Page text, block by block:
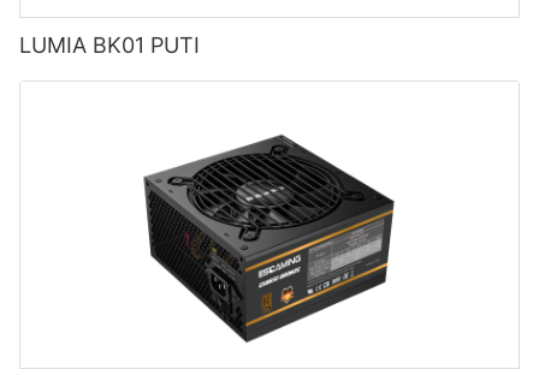
LUMIA BK01 PUTI